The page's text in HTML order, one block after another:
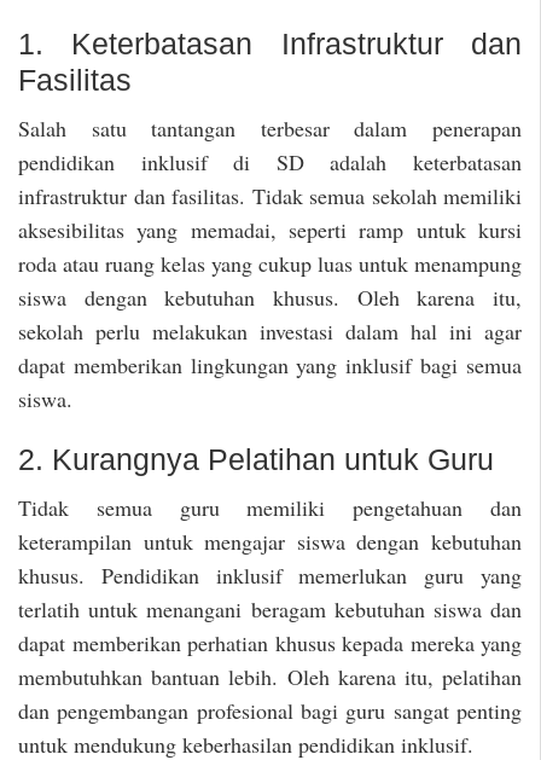
1. Keterbatasan Infrastruktur dan
Fasilitas
Salah satu tantangan terbesar dalam penerapan
pendidikan inklusif di SD adalah keterbatasan
infrastruktur dan fasilitas. Tidak semua sekolah memiliki
aksesibilitas yang memadai, seperti ramp untuk kursi
roda atau ruang kelas yang cukup luas untuk menampung
siswa dengan kebutuhan khusus. Oleh karena itu,
sekolah perlu melakukan investasi dalam hal ini agar
dapat memberikan lingkungan yang inklusif bagi semua
siswa.
2. Kurangnya Pelatihan untuk Guru
Tidak semua guru memiliki pengetahuan dan
keterampilan untuk mengajar siswa dengan kebutuhan
khusus. Pendidikan inklusif memerlukan guru yang
terlatih untuk menangani beragam kebutuhan siswa dan
dapat memberikan perhatian khusus kepada mereka yang
membutuhkan bantuan lebih. Oleh karena itu, pelatihan
dan pengembangan profesional bagi guru sangat penting
untuk mendukung keberhasilan pendidikan inklusif.